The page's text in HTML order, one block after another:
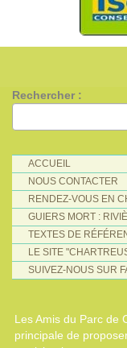
Rechercher :
ACCUEIL
NOUS CONTACTER
RENDEZ-VOUS EN
GUIERS MORT :
TEXTES DE
LE SITE
SUIVEZ-NOUS SUR
Les Amis du Parc de
principale de